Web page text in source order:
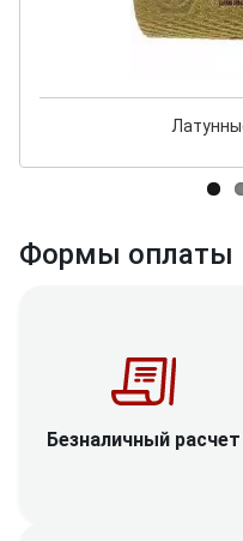
Формы оплаты
Безналичный расчет